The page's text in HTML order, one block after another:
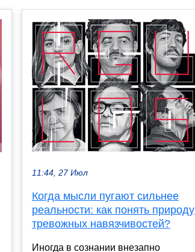
11:44, 27 Июл
Когда мысли пугают сильнее
реальности: как понять природу
тревожных навязчивостей?
Иногда в сознании внезапно